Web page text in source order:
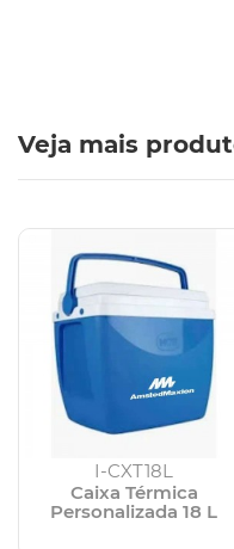
Veja mais
I-CXT18L
Caixa Térmica
Personalizada 18 L